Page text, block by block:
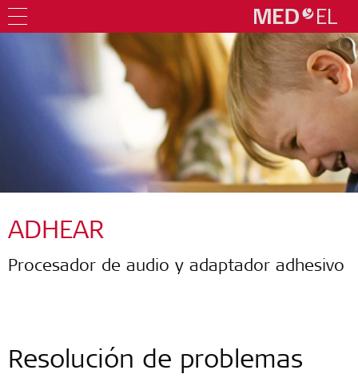
ADHEAR
Procesador de audio y adaptador adhesivo
Resolución de problemas